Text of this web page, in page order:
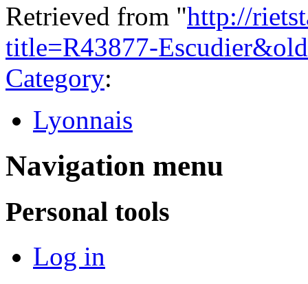
Retrieved from "http://
title=R43877-
Category:
Lyonnais
Navigation menu
Personal tools
Log in